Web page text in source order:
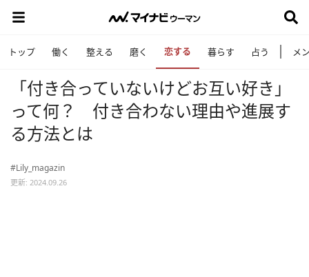
トップ 働く 整える 磨く 恋する 暮らす 占う メ
「付き合っていないけどお互い好き」
って何？ 付き合わない理由や進展す
る方法とは
#Lily_magazin
更新: 2024.09.26